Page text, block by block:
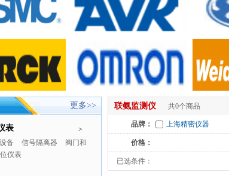
更多>>
>
表
备 信号隔离器
阀门和
仪表
联氨监测仪 共0个商品
品牌： 上海精密仪器
价格：
已选条件：